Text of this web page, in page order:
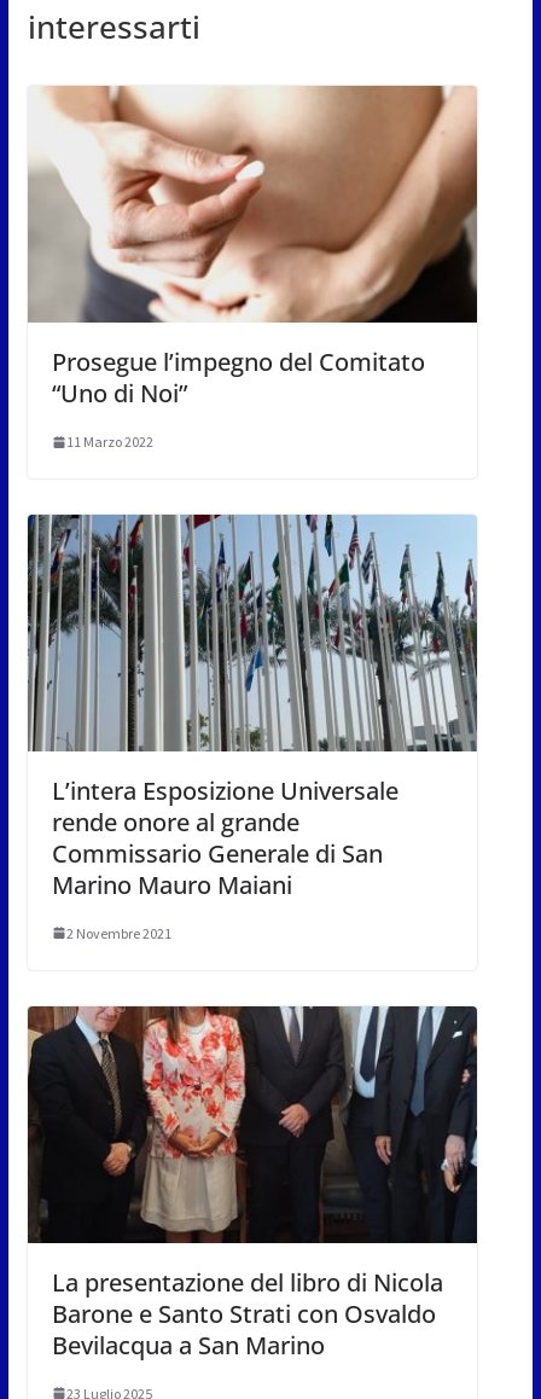
interessarti
Prosegue l’impegno del Comitato
“Uno di Noi”
11 Marzo 2022
L’intera Esposizione Universale
rende onore al grande
Commissario Generale di San
Marino Mauro Maiani
2 Novembre 2021
La presentazione del libro di Nicola
Barone e Santo Strati con Osvaldo
Bevilacqua a San Marino
23 Luglio 2025